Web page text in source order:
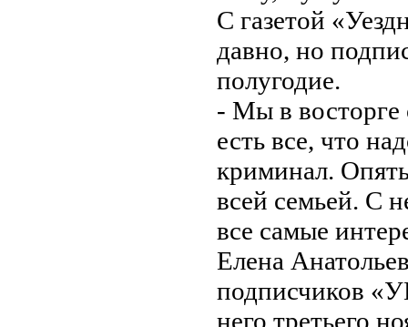
С газетой
давно, но
полугодие.
- Мы в восторге
есть все, что
криминал.
всей семьей. С
все самые
Елена
подписчиков
него третьего